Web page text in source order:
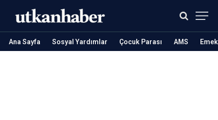
Ana Sayfa Sosyal Yardımlar Çocuk Parası AMS